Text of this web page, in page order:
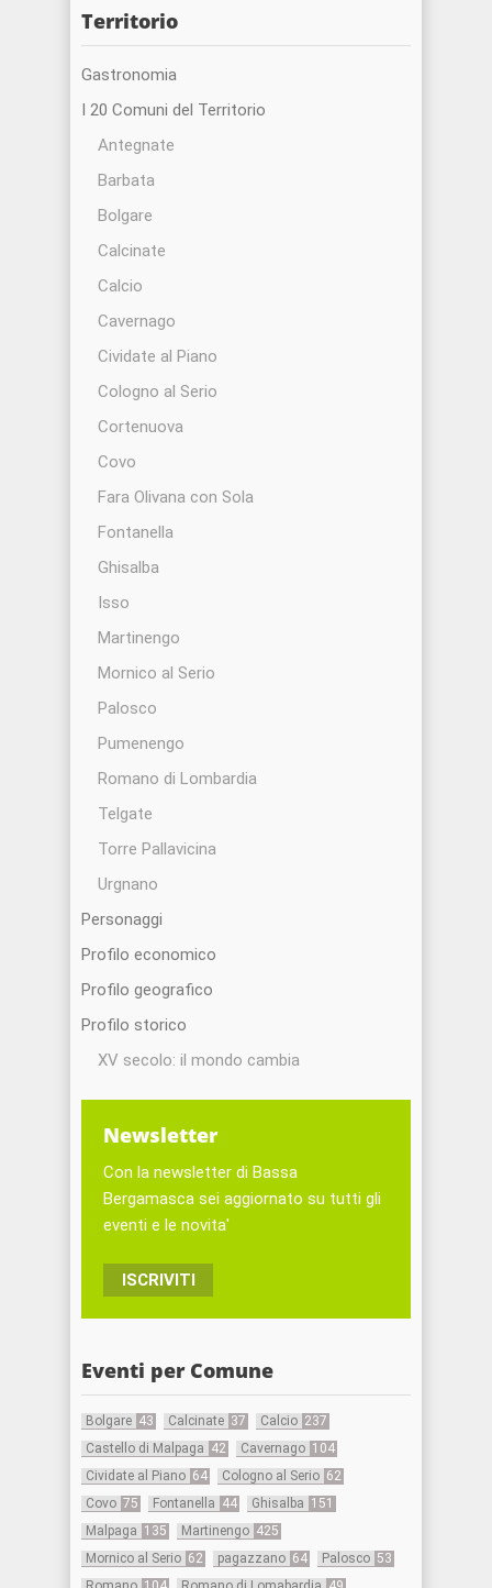
Territorio
Gastronomia
I 20 Comuni del Territorio
Antegnate
Barbata
Bolgare
Calcinate
Calcio
Cavernago
Cividate al Piano
Cologno al Serio
Cortenuova
Covo
Fara Olivana con Sola
Fontanella
Ghisalba
Isso
Martinengo
Mornico al Serio
Palosco
Pumenengo
Romano di Lombardia
Telgate
Torre Pallavicina
Urgnano
Personaggi
Profilo economico
Profilo geografico
Profilo storico
XV secolo: il mondo cambia
Newsletter
Con la newsletter di Bassa
Bergamasca sei aggiornato su tutti gli
eventi e le novita'
ISCRIVITI
Eventi per Comune
Bolgare 43 Calcinate 37 Calcio 237
Castello di Malpaga 42 Cavernago 104
Cividate al Piano 64 Cologno al Serio 62
Covo 75 Fontanella 44 Ghisalba 151
Malpaga 135 Martinengo 425
Mornico al Serio 62 pagazzano 64 Palosco 53